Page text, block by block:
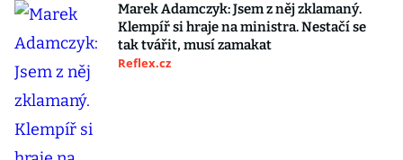
Marek Adamczyk: Jsem z něj zklamaný.
Klempíř si hraje na ministra. Nestačí se
tak tvářit, musí zamakat
Reflex.cz